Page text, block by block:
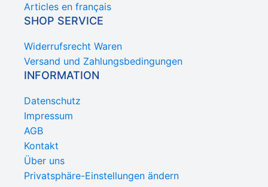
Articles en français
SHOP SERVICE
Widerrufsrecht Waren
Versand und Zahlungsbedingungen
INFORMATION
Datenschutz
Impressum
AGB
Kontakt
Über uns
Privatsphäre-Einstellungen ändern